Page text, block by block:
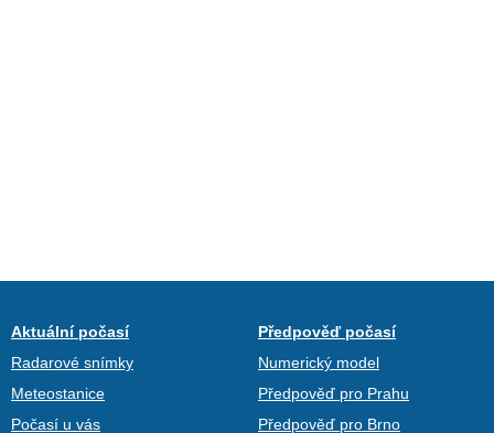
Aktuální počasí
Radarové snímky
Meteostanice
Počasí u vás
Předpověď počasí
Numerický model
Předpověď pro Prahu
Předpověď pro Brno